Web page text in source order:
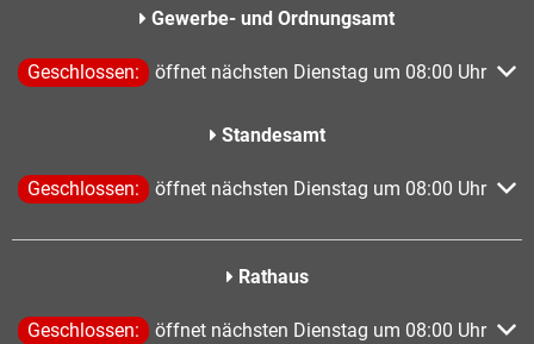
Gewerbe- und Ordnungsamt
Klicken, um weitere Öffnungs- oder Schließzeiten
Geschlossen: öffnet nächsten Dienstag um 08:00 Uhr
Standesamt
Klicken, um weitere Öffnungs- oder Schließzeiten
Geschlossen: öffnet nächsten Dienstag um 08:00 Uhr
Rathaus
Klicken, um weitere Öffnungs- oder Schließzeiten
Geschlossen: öffnet nächsten Dienstag um 08:00 Uhr